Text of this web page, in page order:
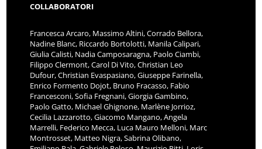
COLLABORATORI
Francesca Arcaro, Massimo Altini, Corrado Bellora,
Nadine Blanc, Riccardo Bortolotti, Manila Calipari,
Giulia Calisti, Nadia Camposaragna, Paolo Ciambi,
Filippo Clermont, Carol Di Vito, Christian Leo
Dufour, Christian Evaspasiano, Giuseppe Farinella,
Enrico Formento Dojot, Bruno Fracasso, Fabio
Francesconi, Sofia Fregnani, Giorgia Gambino,
Paolo Gatto, Michael Ghignone, Marlène Jorrioz,
Cecilia Lazzarotto, Giacomo Mangano, Angela
Marrelli, Federico Mecca, Luca Mauro Melloni, Marc
Montrosset, Matteo Nigra, Sabrina Olibano,